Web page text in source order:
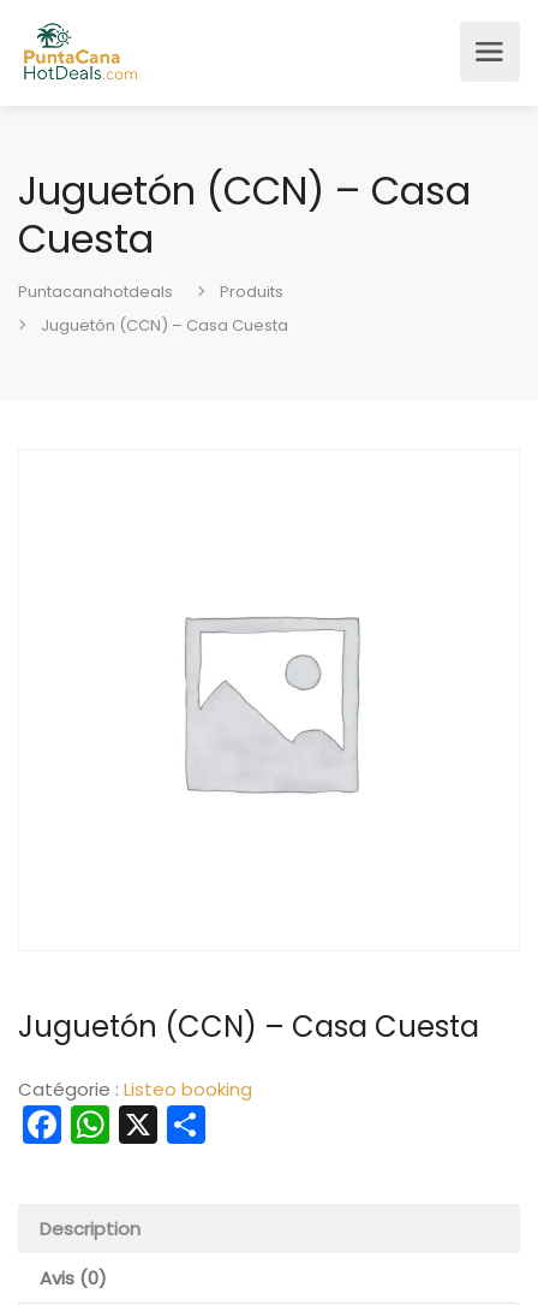
Juguetón (CCN) – Casa
Cuesta
Puntacanahotdeals
Produits
Juguetón (CCN) – Casa Cuesta
Juguetón (CCN) – Casa Cuesta
Catégorie : Listeo booking
Facebook
WhatsApp
X
Description
Avis (0)